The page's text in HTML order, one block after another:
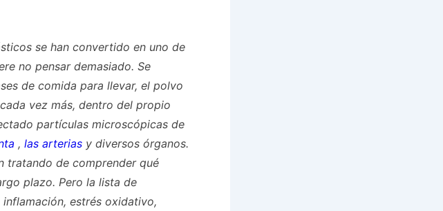
se han convertido en uno de
no pensar demasiado. Se
de comida para llevar, el polvo
vez más, dentro del propio
partículas microscópicas de
, las arteriasy diversos órganos.
tratando de comprender qué
plazo. Pero la lista de
estrés oxidativo,